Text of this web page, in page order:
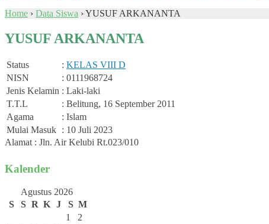
Home › Data Siswa ›YUSUF ARKANANTA
YUSUF ARKANANTA
Status : KELAS VIII D
NISN
: 0111968724
Jenis Kelamin : Laki-laki
T.T.L
: Belitung, 16 September 2011
Agama
: Islam
Mulai Masuk : 10 Juli 2023
Alamat : Jln. Air Kelubi Rt.023/010
Kalender
Agustus 2026
S
S R K J S M
1
2